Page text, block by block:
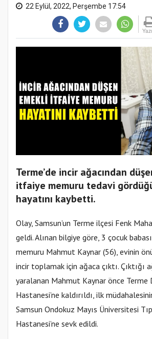
22 Eylül, 2022, Perşembe 17:54
Terme’de incir ağacından
itfaiye memuru tedavi
hayatını kaybetti.
Olay, Samsun’un Terme ilçesi Fenk
geldi. Alınan bilgiye göre, 3 çocuk
memuru Mahmut Kaynar (56), evinin
incir toplamak için ağaca çıktı. Çıktığı
yaralanan Mahmut Kaynar önce
Hastanesi’ne kaldırıldı, ilk
Samsun Ondokuz Mayıs Üniversitesi
Hastanesi’ne sevk edildi.